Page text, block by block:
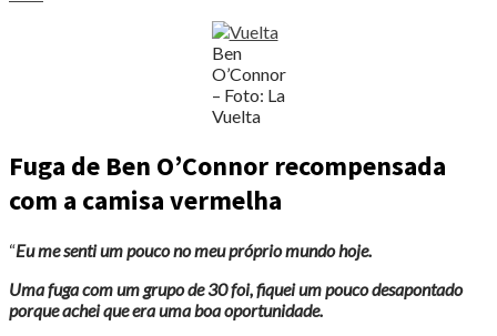
Ben
O’Connor
– Foto: La
Vuelta
Fuga de Ben O’Connor recompensada
com a camisa vermelha
“Eu me senti um pouco no meu próprio mundo hoje.
Uma fuga com um grupo de 30 foi, fiquei um pouco desapontado
porque achei que era uma boa oportunidade.